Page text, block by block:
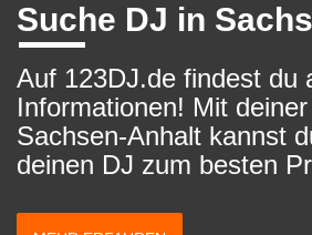
Suche DJ in
Auf 123DJ.de findest du
Informationen! Mit
Sachsen-Anhalt kannst
deinen DJ zum besten